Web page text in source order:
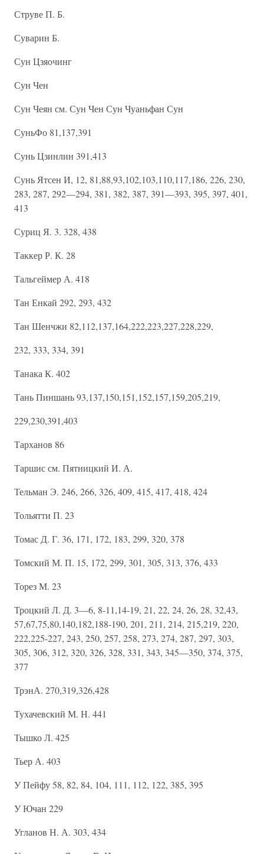
Струве П. Б.
Суварин Б.
Сун Цзяочинг
Сун Чен
Сун Чеян см. Сун Чен Сун Чуаньфан Сун
СуньФо 81,137,391
Сунь Цзинлин 391,413
Сунь Ятсен И, 12, 81,88,93,102,103,110,117,186, 226, 230,
283, 287, 292—294, 381, 382, 387, 391—393, 395, 397, 401,
413
Суриц Я. 3. 328, 438
Таккер Р. К. 28
Тальгеймер А. 418
Тан Енкай 292, 293, 432
Тан Шенчжи 82,112,137,164,222,223,227,228,229,
232, 333, 334, 391
Танака К. 402
Тань Пиншань 93,137,150,151,152,157,159,205,219,
229,230,391,403
Тарханов 86
Таршис см. Пятницкий И. А.
Тельман Э. 246, 266, 326, 409, 415, 417, 418, 424
Тольятти П. 23
Томас Д. Г. 36, 171, 172, 183, 299, 320, 378
Томский М. П. 15, 172, 299, 301, 305, 313, 376, 433
Торез М. 23
Троцкий Л. Д. 3—6, 8-11,14-19, 21, 22, 24, 26, 28, 32,43,
57,67,75,80,140,182,188-190, 201, 211, 214, 215,219, 220,
222,225-227, 243, 250, 257, 258, 273, 274, 287, 297, 303,
305, 306, 312, 320, 326, 328, 331, 343, 345—350, 374, 375,
377
ТрэнА. 270,319,326,428
Тухачевский М. Н. 441
Тышко Л. 425
Тьер А. 403
У Пейфу 58, 82, 84, 104, 111, 112, 122, 385, 395
У Ючан 229
Угланов Н. А. 303, 434